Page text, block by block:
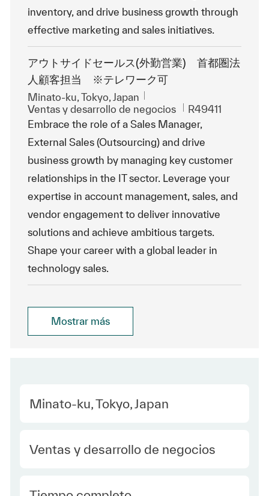
inventory, and drive business growth through
effective marketing and sales initiatives.
アウトサイドセールス(外勤営業) 首都圏法
人顧客担当 ※テレワーク可
Ubicación
Minato-ku, Tokyo, Japan
Categoría
Ventas y desarrollo de negocios Id. de trabajo
R49411
Embrace the role of a Sales Manager,
External Sales (Outsourcing) and drive
business growth by managing key customer
relationships in the IT sector. Leverage your
expertise in account management, sales, and
vendor engagement to deliver innovative
solutions and achieve ambitious targets.
Shape your career with a global leader in
technology sales.
Mostrar más
Location
Minato-ku, Tokyo, Japan
Category
Ventas y desarrollo de negocios